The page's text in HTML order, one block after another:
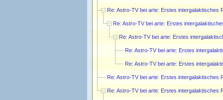
Re: Astro-TV bei arte: Erstes intergalaktisches
Re: Astro-TV bei arte: Erstes
Re: Astro-TV bei arte: Erstes
Re: Astro-TV bei arte: Erstes
Re: Astro-TV bei arte: Erstes
Re: Astro-TV bei arte: Erstes intergalaktisches
Re: Astro-TV bei arte: Erstes intergalaktisches